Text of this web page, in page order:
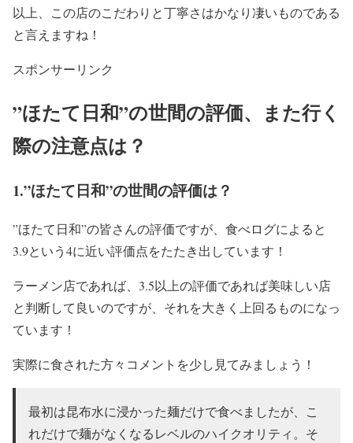
以上、 この店のこだわりと丁寧さはかなり凄いものである
と言えますね！
スポンサーリンク
”ほたて日和”の世間の評価、また行く
際の注意点は？
1.”ほたて日和”の世間の評価は？
”ほたて日和”の皆さんの評価ですが、 食べログによると
3.9という4に近い評価点をたたき出しています！
ラーメン店であれば、 3.5以上の評価であれば美味しい店
と判断して良いのですが、 それを大きく上回るものになっ
ています！
実際に食された方々コメントを少し見てみましょう！
最初は昆布水に浸かった麺だけで食べましたが 、こ
れだけで麺がなくなるレベルのハイクオリティ。 そ